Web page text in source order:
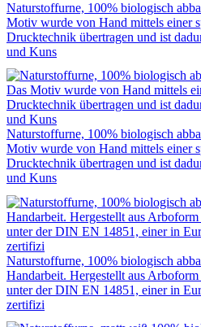
Naturstoffurne, 100% biologisch
Motiv wurde von Hand mittels einer
Drucktechnik übertragen und ist
und Kuns
Naturstoffurne, 100% biologisch
Motiv wurde von Hand mittels einer
Drucktechnik übertragen und ist
und Kuns
Naturstoffurne, 100% biologisch
Handarbeit. Hergestellt aus
unter der DIN EN 14851, einer in
zertifizi